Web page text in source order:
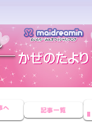
へ 記事一覧